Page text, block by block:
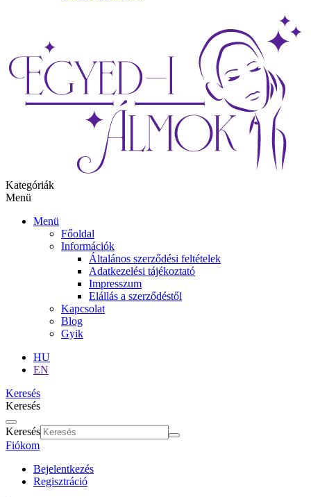
Kategóriák
Menü
Menü
Főoldal
Információk
Általános szerződési feltételek
Adatkezelési tájékoztató
Impresszum
Elállás a szerződéstől
Kapcsolat
Blog
Gyik
HU
EN
Keresés
Keresés
Keresés
Fiókom
Bejelentkezés
Regisztráció